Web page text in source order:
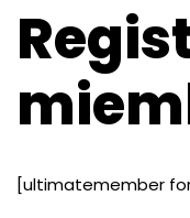
[ultimatemember